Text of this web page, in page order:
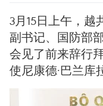
3月15日上午，
副书记、国防部
会见了前来辞行
使尼康德·巴兰库